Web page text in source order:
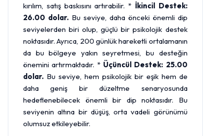
kırılım, satış baskısını artırabilir. * İkincil Destek:
26.00 dolar.Bu seviye, daha önceki önemli dip
seviyelerden biri olup, güçlü bir psikolojik destek
noktasıdır. Ayrıca, 200 günlük hareketli ortalamanın
da bu bölgeye yakın seyretmesi, bu desteğin
önemini artırmaktadır. * Üçüncül Destek: 25.00
dolar. Bu seviye, hem psikolojik bir eşik hem de
daha geniş bir düzeltme senaryosunda
hedeflenebilecek önemli bir dip noktasıdır. Bu
seviyenin altına bir düşüş, orta vadeli görünümü
olumsuz etkileyebilir.